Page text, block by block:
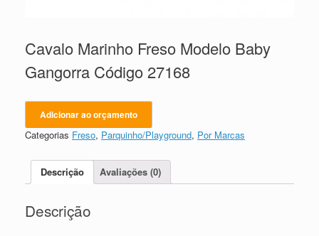
Cavalo Marinho Freso Modelo Baby
Gangorra Código 27168
Adicionar ao orçamento
Categorias Freso, Parquinho/Playground, Por Marcas
Descrição Avaliações (0)
Descrição